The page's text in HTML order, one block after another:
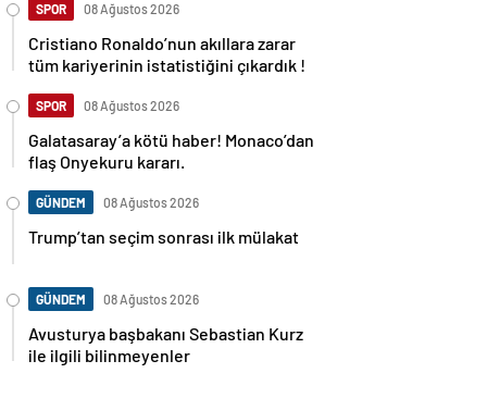
SPOR 08 Ağustos 2026
Cristiano Ronaldo’nun akıllara zarar
tüm kariyerinin istatistiğini çıkardık !
SPOR 08 Ağustos 2026
Galatasaray’a kötü haber! Monaco’dan
flaş Onyekuru kararı.
GÜNDEM 08 Ağustos 2026
Trump’tan seçim sonrası ilk mülakat
GÜNDEM 08 Ağustos 2026
Avusturya başbakanı Sebastian Kurz
ile ilgili bilinmeyenler